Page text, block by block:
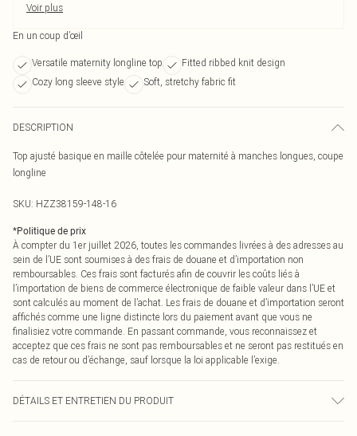
Voir plus
En un coup d’œil
Versatile maternity longline top
Fitted ribbed knit design
Cozy long sleeve style
Soft, stretchy fabric fit
DESCRIPTION
Top ajusté basique en maille côtelée pour maternité à manches longues, coupe
longline
SKU: HZZ38159-148-16
*Politique de prix
À compter du 1er juillet 2026, toutes les commandes livrées à des adresses au
sein de l’UE sont soumises à des frais de douane et d’importation non
remboursables. Ces frais sont facturés afin de couvrir les coûts liés à
l’importation de biens de commerce électronique de faible valeur dans l’UE et
sont calculés au moment de l’achat. Les frais de douane et d’importation seront
affichés comme une ligne distincte lors du paiement avant que vous ne
finalisiez votre commande. En passant commande, vous reconnaissez et
acceptez que ces frais ne sont pas remboursables et ne seront pas restitués en
cas de retour ou d’échange, sauf lorsque la loi applicable l’exige.
DÉTAILS ET ENTRETIEN DU PRODUIT